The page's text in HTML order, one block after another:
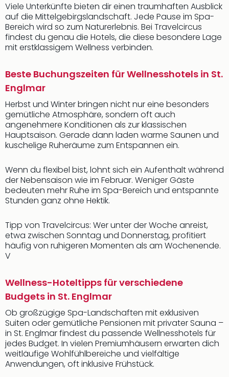
Viele Unterkünfte bieten dir einen traumhaften Ausblick
auf die Mittelgebirgslandschaft. Jede Pause im Spa-
Bereich wird so zum Naturerlebnis. Bei Travelcircus
findest du genau die Hotels, die diese besondere Lage
mit erstklassigem Wellness verbinden.
Beste Buchungszeiten für Wellnesshotels in St.
Englmar
Herbst und Winter bringen nicht nur eine besonders
gemütliche Atmosphäre, sondern oft auch
angenehmere Konditionen als zur klassischen
Hauptsaison. Gerade dann laden warme Saunen und
kuschelige Ruheräume zum Entspannen ein.
Wenn du flexibel bist, lohnt sich ein Aufenthalt während
der Nebensaison wie im Februar. Weniger Gäste
bedeuten mehr Ruhe im Spa-Bereich und entspannte
Stunden ganz ohne Hektik.
Tipp von Travelcircus: Wer unter der Woche anreist,
etwa zwischen Sonntag und Donnerstag, profitiert
häufig von ruhigeren Momenten als am Wochenende.
V
Wellness-Hoteltipps für verschiedene
Budgets in St. Englmar
Ob großzügige Spa-Landschaften mit exklusiven
Suiten oder gemütliche Pensionen mit privater Sauna –
in St. Englmar findest du passende Wellnesshotels für
jedes Budget. In vielen Premiumhäusern erwarten dich
weitläufige Wohlfühlbereiche und vielfältige
Anwendungen, oft inklusive Frühstück.